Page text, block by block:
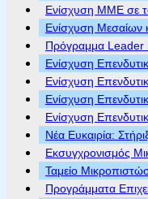
Ενίσχυση ΜΜΕ σε
Ενίσχυση Μεσαίων
Πρόγραμμα Leader
Ενίσχυση
Ενίσχυση
Ενίσχυση
Ενίσχυση
Νέα Ευκαιρία:
Εκσυγχρονισμός
Ταμείο
Προγράμματα